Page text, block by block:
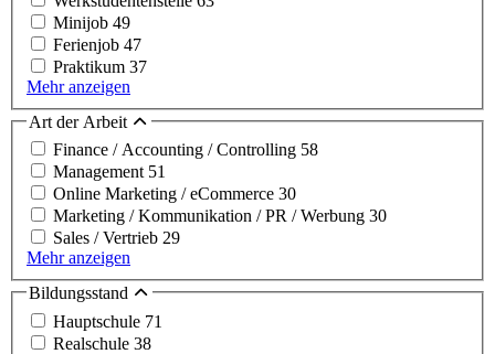
Minijob 49
Ferienjob 47
Praktikum 37
Mehr anzeigen
Art der Arbeit
Finance / Accounting / Controlling 58
Management 51
Online Marketing / eCommerce 30
Marketing / Kommunikation / PR / Werbung 30
Sales / Vertrieb 29
Mehr anzeigen
Bildungsstand
Hauptschule 71
Realschule 38